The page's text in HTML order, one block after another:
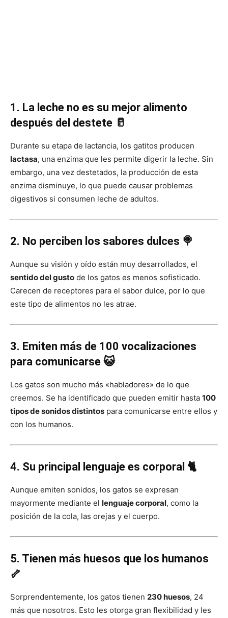
1. La leche no es su mejor alimento
después del destete 🥛
Durante su etapa de lactancia, los gatitos producen
lactasa, una enzima que les permite digerir la leche. Sin
embargo, una vez destetados, la producción de esta
enzima disminuye, lo que puede causar problemas
digestivos si consumen leche de adultos.
2. No perciben los sabores dulces 🍭
Aunque su visión y oído están muy desarrollados, el
sentido del gusto de los gatos es menos sofisticado.
Carecen de receptores para el sabor dulce, por lo que
este tipo de alimentos no les atrae.
3. Emiten más de 100 vocalizaciones
para comunicarse 😺
Los gatos son mucho más «habladores» de lo que
creemos. Se ha identificado que pueden emitir hasta 100
tipos de sonidos distintos para comunicarse entre ellos y
con los humanos.
4. Su principal lenguaje es corporal 🐈
Aunque emiten sonidos, los gatos se expresan
mayormente mediante el lenguaje corporal, como la
posición de la cola, las orejas y el cuerpo.
5. Tienen más huesos que los humanos
🦴
Sorprendentemente, los gatos tienen 230 huesos, 24
más que nosotros. Esto les otorga gran flexibilidad y les